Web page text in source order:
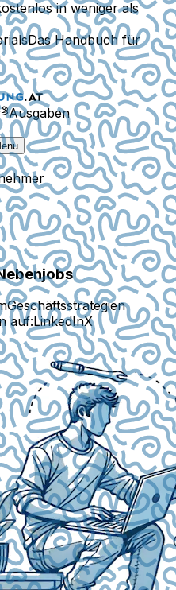
in weniger als
Das Handbuch für
Ausgaben
Geschäftsstrategien
auf:LinkedInX